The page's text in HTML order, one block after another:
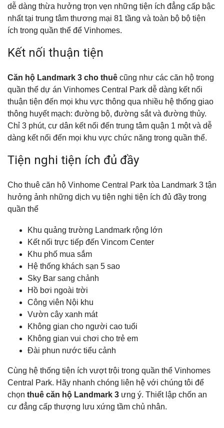
dễ dàng thừa hưởng trọn vẹn những tiện ích đẳng cấp bậc
nhất tại trung tâm thương mại 81 tầng và toàn bộ bộ tiện
ích trong quần thể để Vinhomes.
Kết nối thuận tiện
Căn hộ Landmark 3 cho thuê cũng như các căn hộ trong
quần thể dự án Vinhomes Central Park dễ dàng kết nối
thuận tiện đến mọi khu vực thông qua nhiều hệ thống giao
thông huyết mạch: đường bộ, đường sắt và đường thủy.
Chỉ 3 phút, cư dân kết nối đến trung tâm quận 1 một và dễ
dàng kết nối đến mọi khu vực chức năng trong quần thể.
Tiện nghi tiện ích đủ đầy
Cho thuê căn hộ Vinhome Central Park tòa Landmark 3 tận
hưởng ảnh những dịch vụ tiện nghi tiện ích đủ đầy trong
quần thể
Khu quảng trường Landmark rộng lớn
Kết nối trực tiếp đến Vincom Center
Khu phố mua sắm
Hệ thống khách sạn 5 sao
Sky Bar sang chảnh
Hồ bơi ngoài trời
Công viên Nội khu
Vườn cây xanh mát
Không gian cho người cao tuổi
Không gian vui chơi cho trẻ em
Đài phun nước tiểu cảnh
Cùng hệ thống tiện ích vượt trội trong quần thể Vinhomes
Central Park. Hãy nhanh chóng liên hệ với chúng tôi để
chọn thuê căn hộ Landmark 3 ưng ý. Thiết lập chốn an
cư đẳng cấp thượng lưu xứng tầm chủ nhân.